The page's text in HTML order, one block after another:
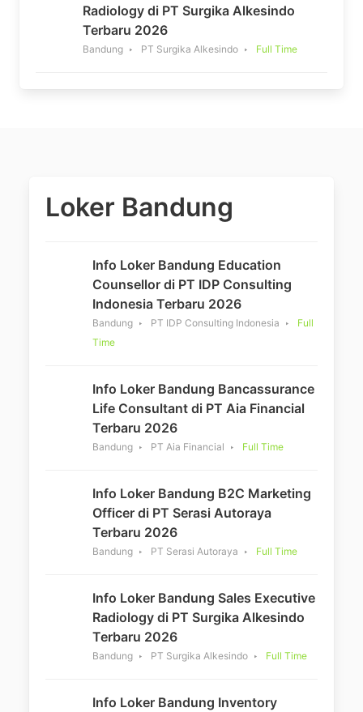
Radiology di PT Surgika Alkesindo
Terbaru 2026
Bandung PT Surgika Alkesindo Full Time
Loker Bandung
Info Loker Bandung Education
Counsellor di PT IDP Consulting
Indonesia Terbaru 2026
Bandung PT IDP Consulting Indonesia
Full
Time
Info Loker Bandung Bancassurance
Life Consultant di PT Aia Financial
Terbaru 2026
Bandung PT Aia Financial Full Time
Info Loker Bandung B2C Marketing
Officer di PT Serasi Autoraya
Terbaru 2026
Bandung PT Serasi Autoraya Full Time
Info Loker Bandung Sales Executive
Radiology di PT Surgika Alkesindo
Terbaru 2026
Bandung PT Surgika Alkesindo Full Time
Info Loker Bandung Inventory